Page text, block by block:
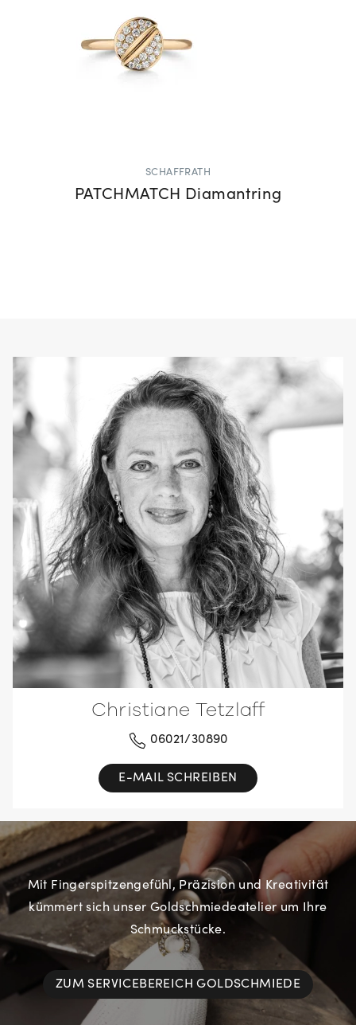
SCHAFFRATH
PATCHMATCH Diamantring
Christiane Tetzlaff
06021/30890
E-MAIL SCHREIBEN
Mit Fingerspitzengefühl, Präzision und Kreativität
kümmert sich unser Goldschmiedeatelier um Ihre
Schmuckstücke.
ZUM SERVICEBEREICH GOLDSCHMIEDE